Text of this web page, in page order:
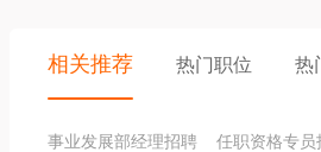
相关推荐 热门职位 热
事业发展部经理招聘 任职资格专员